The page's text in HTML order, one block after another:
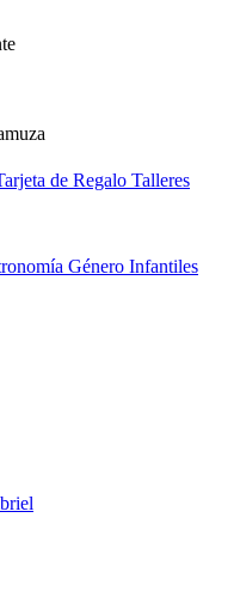
de Regalo Talleres
Género Infantiles